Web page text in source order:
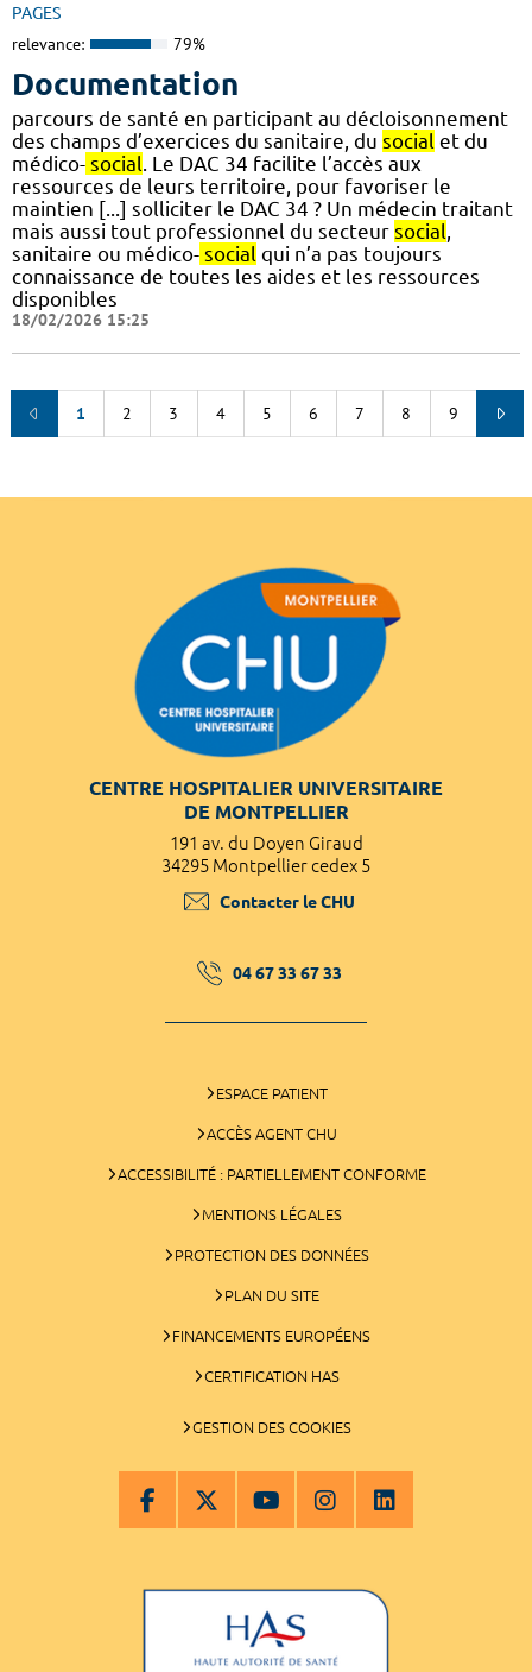
PAGES
relevance: 79%
Documentation
parcours de santé en participant au décloisonnement
des champs d’exercices du sanitaire, du social et du
médico- social . Le DAC 34 facilite l’accès aux
ressources de leurs territoire, pour favoriser le
maintien [...] solliciter le DAC 34 ? Un médecin traitant
mais aussi tout professionnel du secteur social
sanitaire ou médico- social qui n’a pas toujours
connaissance de toutes les aides et les ressources
disponibles
18/02/2026 15:25
1 2 3 4 5 6 7 8 9
CENTRE HOSPITALIER UNIVERSITAIRE
DE MONTPELLIER
191 av. du Doyen Giraud
34295 Montpellier cedex 5
Contacter le CHU
04 67 33 67 33
ESPACE PATIENT
ACCÈS AGENT CHU
ACCESSIBILITÉ : PARTIELLEMENT CONFORME
MENTIONS LÉGALES
PROTECTION DES DONNÉES
PLAN DU SITE
FINANCEMENTS EUROPÉENS
CERTIFICATION HAS
GESTION DES COOKIES